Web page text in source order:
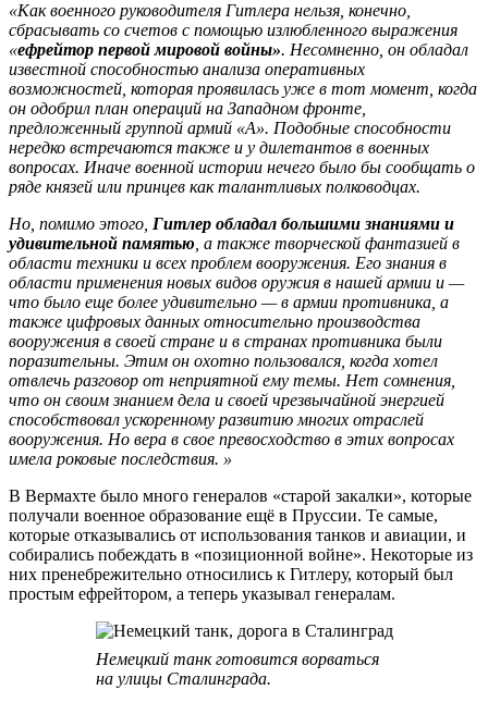
«Как военного руководителя Гитлера нельзя, конечно,
сбрасывать со счетов с помощью излюбленного выражения
«ефрейтор первой мировой войны». Несомненно, он обладал
известной способностью анализа оперативных
возможностей, которая проявилась уже в тот момент, когда
он одобрил план операций на Западном фронте,
предложенный группой армий «А». Подобные способности
нередко встречаются также и у дилетантов в военных
вопросах. Иначе военной истории нечего было бы сообщать о
ряде князей или принцев как талантливых полководцах.
Но, помимо этого, Гитлер обладал большими знаниями и
удивительной памятью, а также творческой фантазией в
области техники и всех проблем вооружения. Его знания в
области применения новых видов оружия в нашей армии и —
что было еще более удивительно — в армии противника, а
также цифровых данных относительно производства
вооружения в своей стране и в странах противника были
поразительны. Этим он охотно пользовался, когда хотел
отвлечь разговор от неприятной ему темы. Нет сомнения,
что он своим знанием дела и своей чрезвычайной энергией
способствовал ускоренному развитию многих отраслей
вооружения. Но вера в свое превосходство в этих вопросах
имела роковые последствия. »
В Вермахте было много генералов «старой закалки», которые
получали военное образование ещё в Пруссии. Те самые,
которые отказывались от использования танков и авиации, и
собирались побеждать в «позиционной войне». Некоторые из
них пренебрежительно относились к Гитлеру, который был
простым ефрейтором, а теперь указывал генералам.
Немецкий танк готовится ворваться
на улицы Сталинграда.